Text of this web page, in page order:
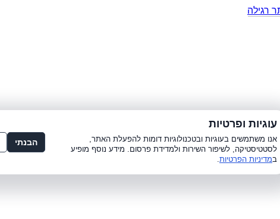
רגילה
עוגיות ופרטיות
אנו משתמשים בעוגיות ובטכנולוגיות דומות להפעלת האתר,
לסטטיסטיקה, לשיפור השירות ולמדידת פרסום. מידע נוסף מופיע
במדיניות הפרטיות
הבנתי